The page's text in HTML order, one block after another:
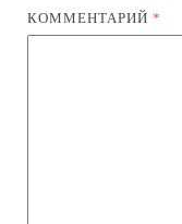
КОММЕНТАРИЙ*